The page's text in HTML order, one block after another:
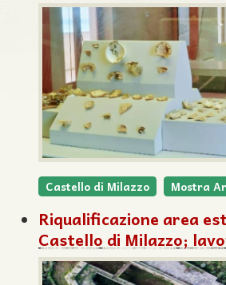
Castello di Milazzo Mostra
Riqualificazione area
Castello di Milazzo;